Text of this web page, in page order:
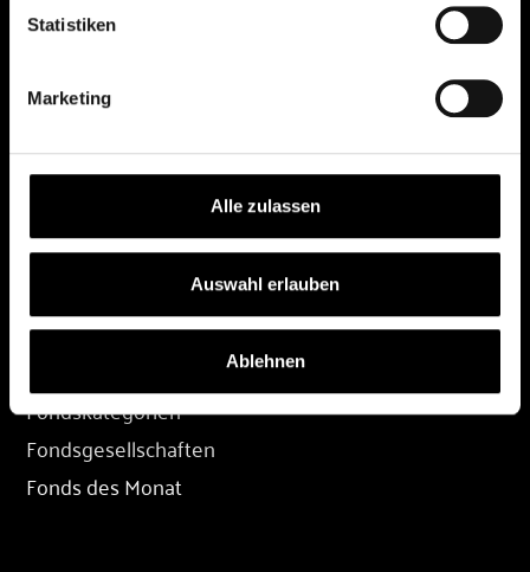
Statistiken
Marketing
Alle zulassen
Auswahl erlauben
Ablehnen
Depot eröffnen
Depot übertragen
Konditionen
FONDS
Fondskategorien
Fondsgesellschaften
Fonds des Monat